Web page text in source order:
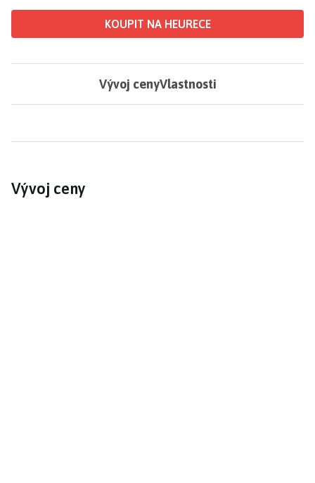
KOUPIT NA HEURECE
Vývoj cenyVlastnosti
Vývoj ceny